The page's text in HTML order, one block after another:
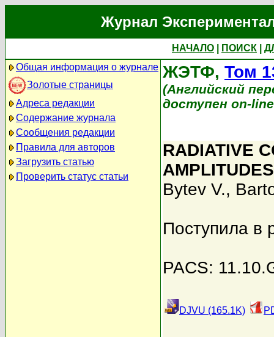
Журнал
НАЧАЛО ПОИСК
Общая информация о журнале
Золотые страницы
Адреса редакции
Содержание журнала
Сообщения редакции
Правила для авторов
Загрузить статью
Проверить статус статьи
ЖЭТФ, Том
(Английский
доступен on-
RADIATIVE
Bytev V.,
Поступила в
PACS:
DJVU (165.1K)